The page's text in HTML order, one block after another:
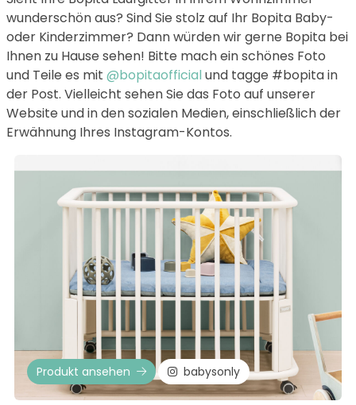
wunderschön aus? Sind Sie stolz auf Ihr Bopita Baby-
oder Kinderzimmer? Dann würden wir gerne Bopita bei
Ihnen zu Hause sehen! Bitte mach ein schönes Foto
und Teile es mit @bopitaofficial und tagge #bopita in
der Post. Vielleicht sehen Sie das Foto auf unserer
Website und in den sozialen Medien, einschließlich der
Erwähnung Ihres Instagram-Kontos.
Produkt ansehen babysonly